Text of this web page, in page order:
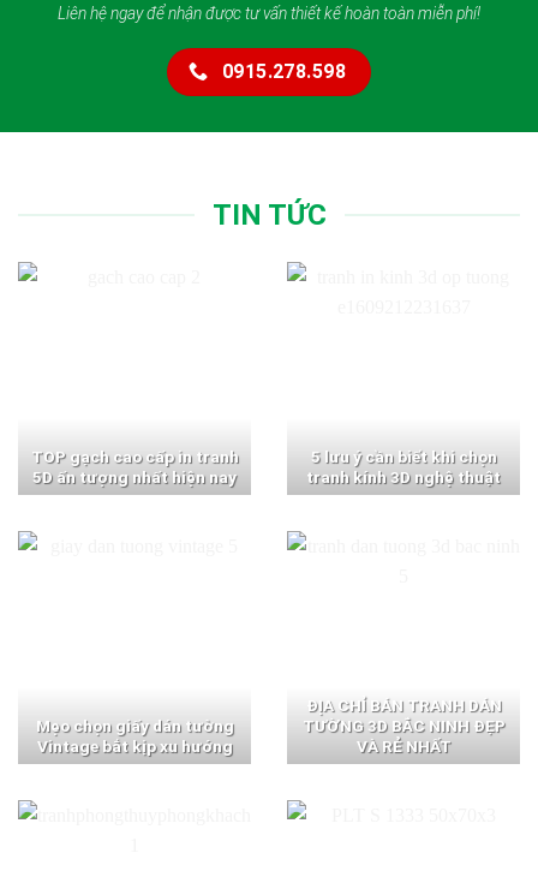
Liên hệ ngay để nhận được tư vấn thiết kế hoàn toàn miễn phí!
0915.278.598
TIN TỨC
TOP gạch cao cấp in tranh
5D ấn tượng nhất hiện nay
5 lưu ý cần biết khi chọn
tranh kính 3D nghệ thuật
Mẹo chọn giấy dán tường
Vintage bắt kịp xu hướng
ĐỊA CHỈ BÁN TRANH DÁN
TƯỜNG 3D BẮC NINH ĐẸP
VÀ RẺ NHẤT